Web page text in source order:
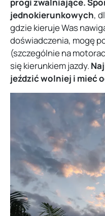
jednokierunkowych,
gdzie kieruje Was
doświadczenia, mogę
(szczególnie na
się kierunkiem jazdy.
jeździć wolniej i mieć